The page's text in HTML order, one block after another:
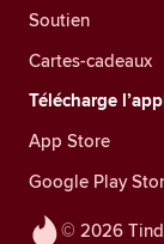
© 2026
Soutien
Cartes-cadeaux
Télécharge
App Store
Google Play